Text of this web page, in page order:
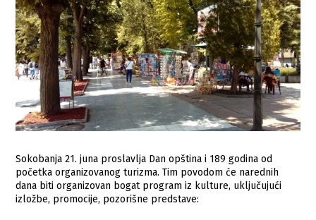
Sokobanja 21. juna proslavlja Dan opština i 189 godina od
početka organizovanog turizma. Tim povodom će narednih
dana biti organizovan bogat program iz kulture, uključujući
izložbe, promocije, pozorišne predstave: